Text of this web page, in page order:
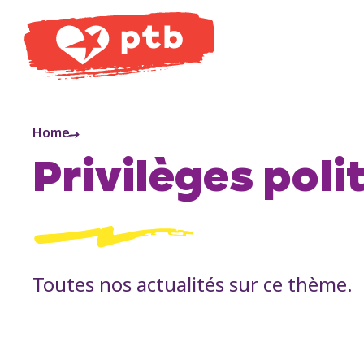
Home
Privilèges
Toutes nos actualités sur ce thème.